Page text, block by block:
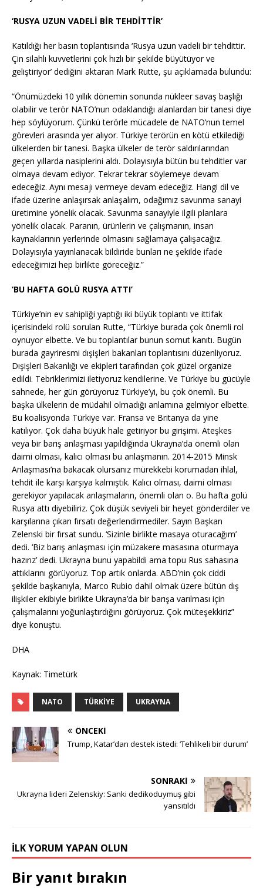
‘RUSYA UZUN VADELİ BİR TEHDİTTİR’
Katıldığı her basın toplantısında ‘Rusya uzun vadeli bir tehdittir.
Çin silahlı kuvvetlerini çok hızlı bir şekilde büyütüyor ve
geliştiriyor’ dediğini aktaran Mark Rutte, şu açıklamada bulundu:
“Önümüzdeki 10 yıllık dönemin sonunda nükleer savaş başlığı
olabilir ve terör NATO’nun odaklandığı alanlardan bir tanesi diye
hep söylüyorum. Çünkü terörle mücadele de NATO’nun temel
görevleri arasında yer alıyor. Türkiye terörün en kötü etkilediği
ülkelerden bir tanesi. Başka ülkeler de terör saldırılarından
geçen yıllarda nasiplerini aldı. Dolayısıyla bütün bu tehditler var
olmaya devam ediyor. Tekrar tekrar söylemeye devam
edeceğiz. Aynı mesajı vermeye devam edeceğiz. Hangi dil ve
ifade üzerine anlaşırsak anlaşalım, odağımız savunma sanayi
üretimine yönelik olacak. Savunma sanayiyle ilgili planlara
yönelik olacak. Paranın, ürünlerin ve çalışmanın, insan
kaynaklarının yerlerinde olmasını sağlamaya çalışacağız.
Dolayısıyla yayınlanacak bildiride bunları ne şekilde ifade
edeceğimizi hep birlikte göreceğiz.”
‘BU HAFTA GOLÜ RUSYA ATTI’
Türkiye’nin ev sahipliği yaptığı iki büyük toplantı ve ittifak
içerisindeki rolü sorulan Rutte, “Türkiye burada çok önemli rol
oynuyor elbette. Ve bu toplantılar bunun somut kanıtı. Bugün
burada gayriresmi dışişleri bakanları toplantısını düzenliyoruz.
Dışişleri Bakanlığı ve ekipleri tarafından çok güzel organize
edildi. Tebriklerimizi iletiyoruz kendilerine. Ve Türkiye bu gücüyle
sahnede, her gün görüyoruz Türkiye’yi, bu çok önemli. Bu
başka ülkelerin de müdahil olmadığı anlamına gelmiyor elbette.
Bu koalisyonda Türkiye var. Fransa ve Britanya da yine
katılıyor. Çok daha büyük hale getiriyor bu girişimi. Ateşkes
veya bir barış anlaşması yapıldığında Ukrayna’da önemli olan
daimi olması, kalıcı olması bu anlaşmanın. 2014-2015 Minsk
Anlaşması’na bakacak olursanız mürekkebi korumadan ihlal,
tehdit ile karşı karşıya kalmıştık. Kalıcı olması, daimi olması
gerekiyor yapılacak anlaşmaların, önemli olan o. Bu hafta golü
Rusya attı diyebiliriz. Çok düşük seviyeli bir heyet gönderdiler ve
karşılarına çıkan fırsatı değerlendirmediler. Sayın Başkan
Zelenski bir fırsat sundu. ‘Sizinle birlikte masaya oturacağım’
dedi. ‘Biz barış anlaşması için müzakere masasına oturmaya
hazırız’ dedi. Ukrayna bunu yapabildi ama topu Rus sahasına
attıklarını görüyoruz. Top artık onlarda. ABD’nin çok ciddi
şekilde başkanıyla, Marco Rubio dahil olmak üzere bütün dış
ilişkiler ekibiyle birlikte Ukrayna’da bir barışa varılması için
çalışmalarını yoğunlaştırdığını görüyoruz. Çok müteşekkiriz”
diye konuştu.
DHA
Kaynak: Timetürk
NATO TÜRKIYE UKRAYNA
ÖNCEKI
Trump, Katar’dan destek istedi: ‘Tehlikeli bir durum’
SONRAKI
Ukrayna lideri Zelenskiy: Sanki dedikoduymuş gibi
yansıtıldı
İLK YORUM YAPAN OLUN
Bir yanıt bırakın